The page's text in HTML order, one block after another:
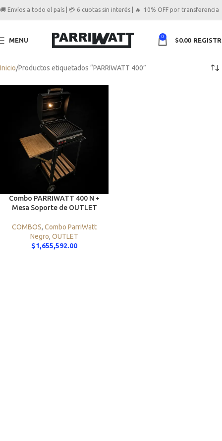
🚚 Envíos a todo el país | 💳 6 cuotas sin interés | 🔥 10% OFF por transferencia
MENU
0
$0.00
Inicio Productos etiquetados “PARRIWATT 400”
Combo PARRIWATT 400 N +
Mesa Soporte de OUTLET
COMBOS, Combo ParriWatt
Negro, OUTLET
$1,655,592.00